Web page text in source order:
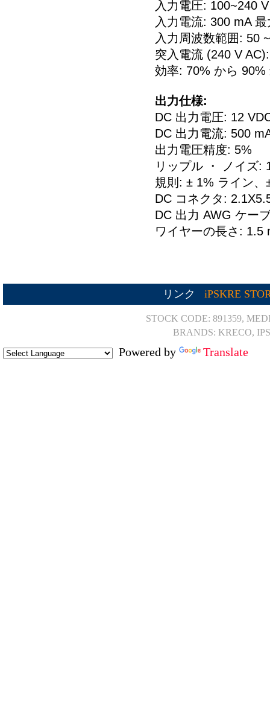
入力電圧: 100~240
入力電流: 300 mA 最
入力周波数範囲: 50
突入電流 (240 V
効率: 70% から 90%
出力仕様:
DC 出力電圧: 12
DC 出力電流: 500
出力電圧精度: 5%
リップル ・ ノイズ:
規則: ± 1% ライン、
DC コネクタ:
DC 出力 AWG ケー
ワイヤーの長さ: 1.5
リンク iPSKRE
STOCK CODE: 891359,
BRANDS: KRECO,
Powered by Translate